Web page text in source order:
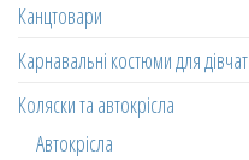
Канцтовари
Карнавальні костюми для дівчат
Коляски та автокрісла
Автокрісла